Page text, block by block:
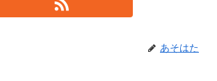
あそはた